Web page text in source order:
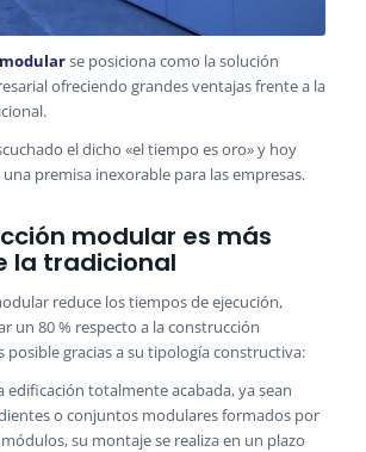
se posiciona como la solución
ofreciendo grandes ventajas frente a la
el dicho «el tiempo es oro» y hoy
premisa inexorable para las empresas.
modular es más
la tradicional
reduce los tiempos de ejecución,
un 80 % respecto a la construcción
posible gracias a su tipología constructiva:
edificación totalmente acabada, ya sean
o conjuntos modulares formados por
su montaje se realiza en un plazo